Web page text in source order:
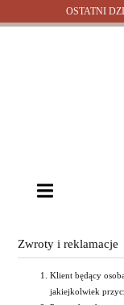
OSTATNI
Zwroty i reklamacje
Klient będący
jakiejkolwiek